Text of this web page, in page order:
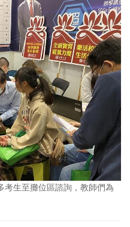
考生至攤位區諮詢，教師們為